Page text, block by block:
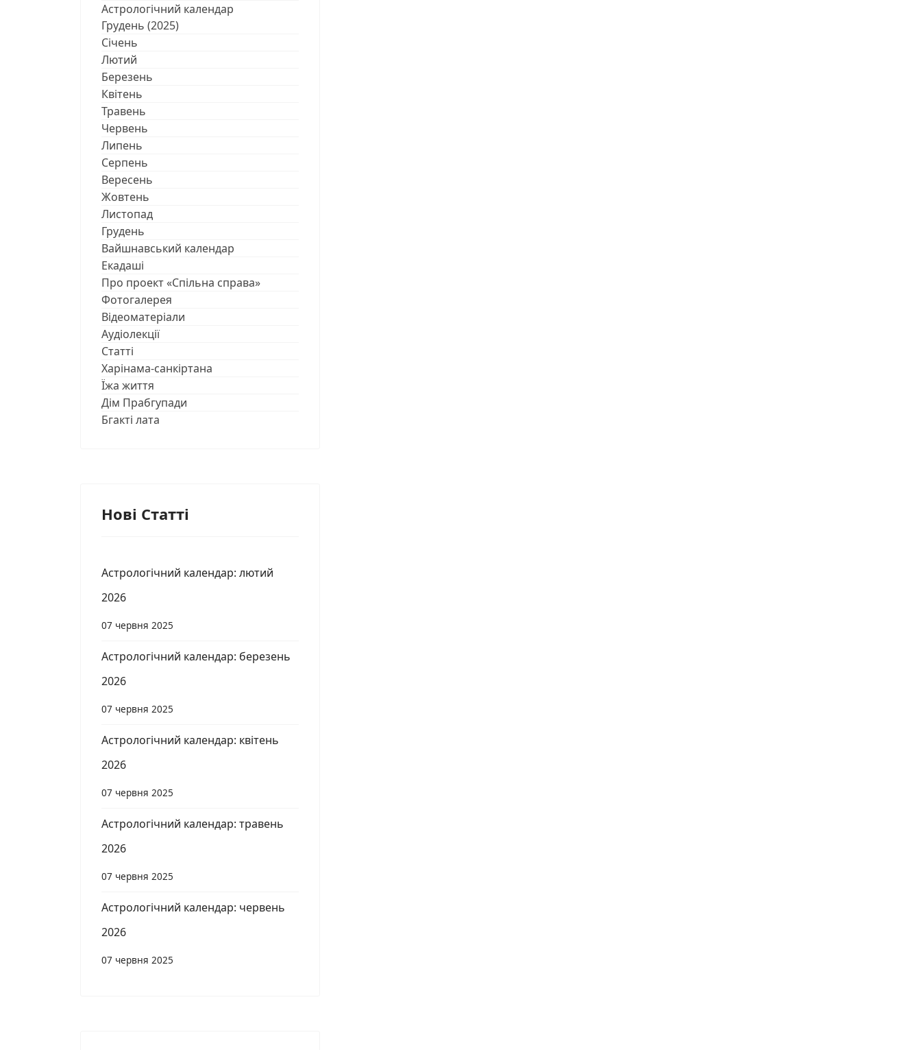
Астрологічний календар
Грудень (2025)
Січень
Лютий
Березень
Квітень
Травень
Червень
Липень
Серпень
Вересень
Жовтень
Листопад
Грудень
Вайшнавський календар
Екадаші
Про проект «Спільна справа»
Фотогалерея
Відеоматеріали
Аудіолекції
Статті
Харінама-санкіртана
Їжа життя
Дім Прабгупади
Бгакті лата
Нові Статті
Астрологічний календар: лютий
2026
07 червня 2025
Астрологічний календар: березень
2026
07 червня 2025
Астрологічний календар: квітень
2026
07 червня 2025
Астрологічний календар: травень
2026
07 червня 2025
Астрологічний календар: червень
2026
07 червня 2025